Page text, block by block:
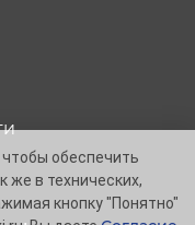
обеспечить
же в технических,
кнопку "Понятно"